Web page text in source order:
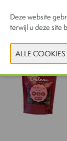
Deze website
terwijl u deze site